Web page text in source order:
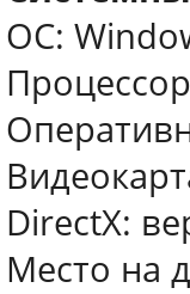
ОС:
DirectX:
Место на